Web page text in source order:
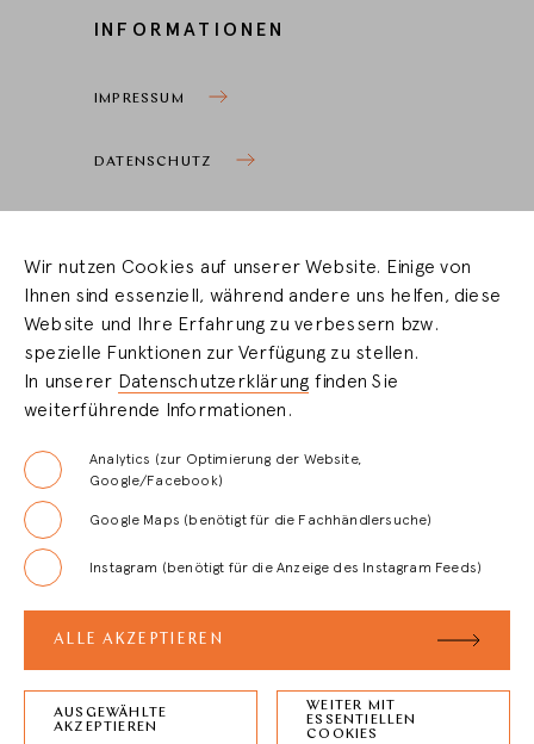
INFORMATIONEN
IMPRESSUM
DATENSCHUTZ
HÄNDLERBEREICH
LOGIN
REGISTRIERUNG
FAQ
ZURÜCK ZUM SEITENANFANG
Wir nutzen Cookies auf unserer Website. Einige von
Ihnen sind essenziell, während andere uns helfen, diese
Website und Ihre Erfahrung zu verbessern bzw.
spezielle Funktionen zur Verfügung zu stellen.
In unserer Datenschutzerklärung finden Sie
weiterführende Informationen.
Analytics (zur Optimierung der Website,
Google/Facebook)
Google Maps (benötigt für die Fachhändlersuche)
Instagram (benötigt für die Anzeige des Instagram Feeds)
ALLE AKZEPTIEREN
AUSGEWÄHLTE
AKZEPTIEREN
WEITER MIT
ESSENTIELLEN
COOKIES